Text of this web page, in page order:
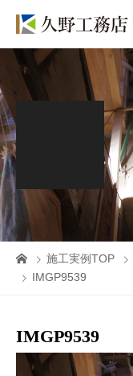
施工実例TOP
IMGP9539
IMGP9539